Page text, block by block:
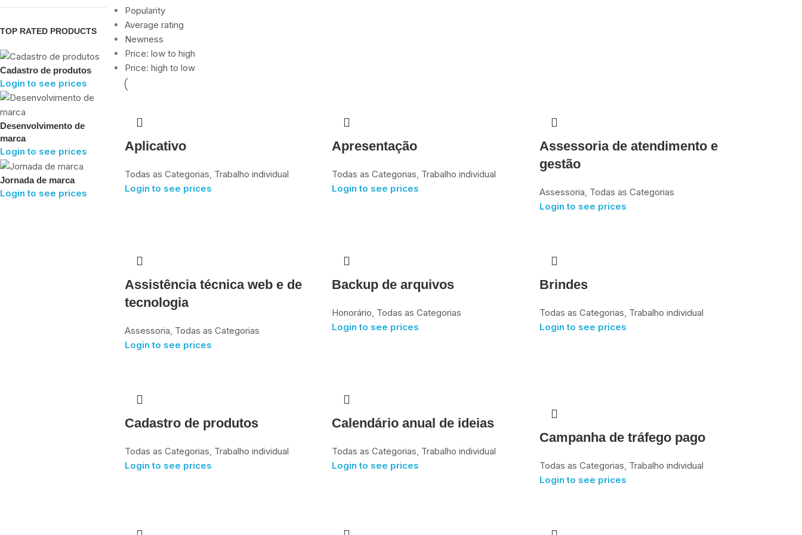
TOP RATED PRODUCTS
Cadastro de produtos
Login to see prices
Desenvolvimento de
marca
Login to see prices
Jornada de marca
Login to see prices
Popularity
Average rating
Newness
Price: low to high
Price: high to low
Aplicativo
Todas as Categorias, Trabalho individual
Login to see prices
Apresentação
Todas as Categorias, Trabalho individual
Login to see prices
Assessoria de atendimento e
gestão
Assessoria, Todas as Categorias
Login to see prices
Assistência técnica web e de
tecnologia
Assessoria, Todas as Categorias
Login to see prices
Backup de arquivos
Honorário, Todas as Categorias
Login to see prices
Brindes
Todas as Categorias, Trabalho individual
Login to see prices
Cadastro de produtos
Todas as Categorias, Trabalho individual
Login to see prices
Calendário anual de ideias
Todas as Categorias, Trabalho individual
Login to see prices
Campanha de tráfego pago
Todas as Categorias, Trabalho individual
Login to see prices